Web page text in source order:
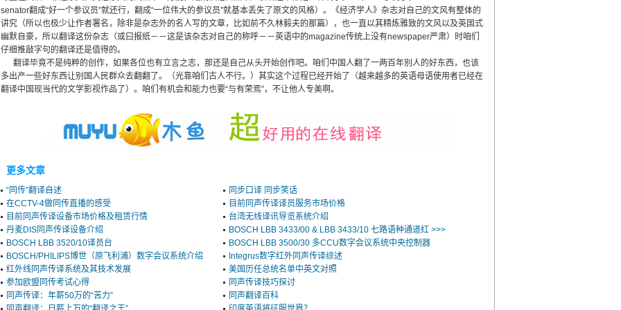
senator翻成“好一个参议员”就还行，翻成“一位伟大的参议员”就基本丢失了原文的风格）。《经济学人》杂志对自己的文风有整体的
讲究（所以也极少让作者署名，除非是杂志外的名人写的文章，比如前不久林毅夫的那篇），也一直以其精炼雅致的文风以及英国式
幽默自豪，所以翻译这份杂志（或曰报纸－－这是该杂志对自己的称呼－－英语中的magazine传统上没有newspaper严肃）时咱们
仔细推敲字句的翻译还是值得的。
翻译毕竟不是纯粹的创作，如果各位也有立言之志，那还是自己从头开始创作吧。咱们中国人翻了一两百年别人的好东西，也该
多出产一些好东西让别国人民群众去翻翻了。（光靠咱们古人不行。）其实这个过程已经开始了（越来越多的英语母语使用者已经在
翻译中国现当代的文学影视作品了）。咱们有机会和能力也要“与有荣焉”，不让他人专美啊。
更多文章
“同传”翻译自述
同步口译 同步笑话
在CCTV-4做同传直播的感受
目前同声传译译员服务市场价格
目前同声传译设备市场价格及租赁行情
台湾无线译讯导览系统介绍
丹麦DIS同声传译设备介绍
BOSCH LBB 3433/00 & LBB 3433/10 七路语种通道红 >>>
BOSCH LBB 3520/10译员台
BOSCH LBB 3500/30 多CCU数字会议系统中央控制器
BOSCH/PHILIPS博世（原飞利浦）数字会议系统介绍
Integrus数字红外同声传译综述
红外线同声传译系统及其技术发展
美国历任总统名单中英文对照
参加欧盟同传考试心得
同声传译技巧探讨
同声传译：年薪50万的“苦力”
同声翻译百科